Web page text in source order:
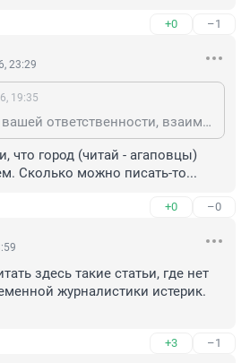
+0 –1
23:29
19:35
Дворы это зона вашей ответственности, взаимодействуйте с УК, город здесь совершенно не причем.
что город (читай - агаповцы)
Сколько можно писать-то...
+0 –0
здесь такие статьи, где нет
журналистики истерик.
+3 –1